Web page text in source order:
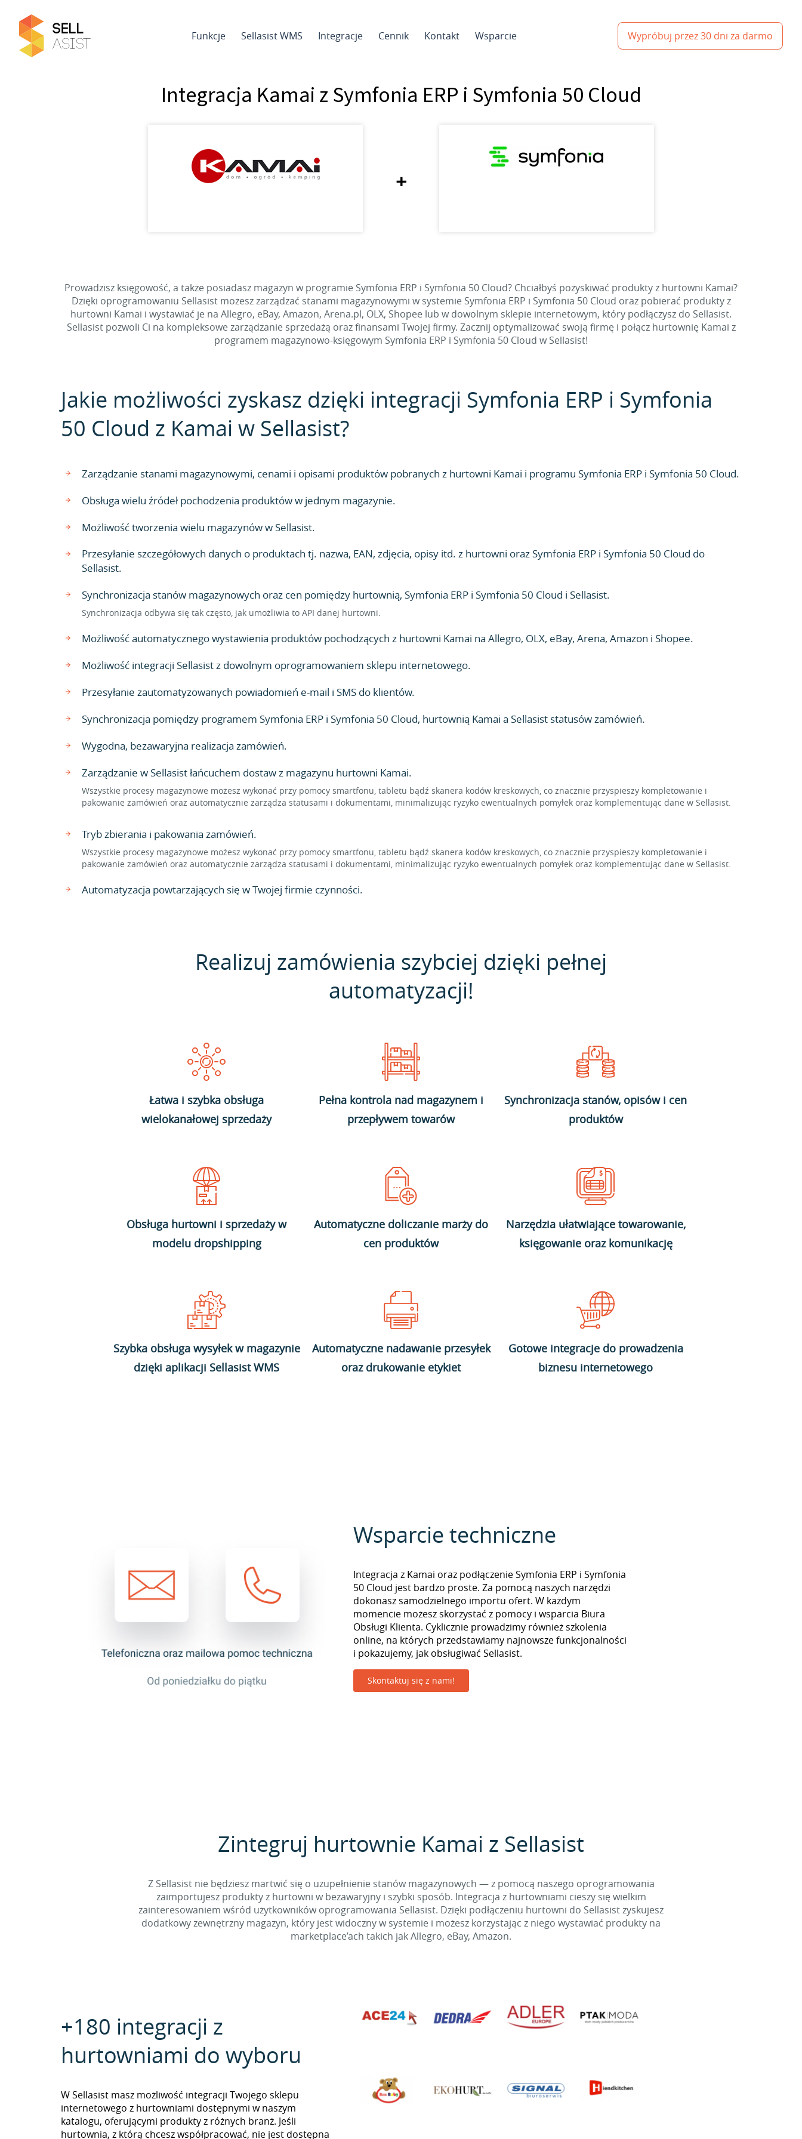
Funkcje Sellasist WMS Integracje Cennik Kontakt Wsparcie Wypróbuj przez 30 dni za darmo
Integracja Kamai z Symfonia ERP i Symfonia 50 Cloud
+
Prowadzisz księgowość, a także posiadasz magazyn w programie Symfonia ERP i Symfonia 50 Cloud? Chciałbyś pozyskiwać produkty z hurtowni Kamai?
Dzięki oprogramowaniu Sellasist możesz zarządzać stanami magazynowymi w systemie Symfonia ERP i Symfonia 50 Cloud oraz pobierać produkty z
hurtowni Kamai i wystawiać je na Allegro, eBay, Amazon, Arena.pl, OLX, Shopee lub w dowolnym sklepie internetowym, który podłączysz do Sellasist.
Sellasist pozwoli Ci na kompleksowe zarządzanie sprzedażą oraz finansami Twojej firmy. Zacznij optymalizować swoją firmę i połącz hurtownię Kamai z
programem magazynowo-księgowym Symfonia ERP i Symfonia 50 Cloud w Sellasist!
Jakie możliwości zyskasz dzięki integracji Symfonia ERP i Symfonia
50 Cloud z Kamai w Sellasist?
Zarządzanie stanami magazynowymi, cenami i opisami produktów pobranych z hurtowni Kamai i programu Symfonia ERP i Symfonia 50 Cloud.
Obsługa wielu źródeł pochodzenia produktów w jednym magazynie.
Możliwość tworzenia wielu magazynów w Sellasist.
Przesyłanie szczegółowych danych o produktach tj. nazwa, EAN, zdjęcia, opisy itd. z hurtowni oraz Symfonia ERP i Symfonia 50 Cloud do
Sellasist.
Synchronizacja stanów magazynowych oraz cen pomiędzy hurtownią, Symfonia ERP i Symfonia 50 Cloud i Sellasist.
Synchronizacja odbywa się tak często, jak umożliwia to API danej hurtowni.
Możliwość automatycznego wystawienia produktów pochodzących z hurtowni Kamai na Allegro, OLX, eBay, Arena, Amazon i Shopee.
Możliwość integracji Sellasist z dowolnym oprogramowaniem sklepu internetowego.
Przesyłanie zautomatyzowanych powiadomień e-mail i SMS do klientów.
Synchronizacja pomiędzy programem Symfonia ERP i Symfonia 50 Cloud, hurtownią Kamai a Sellasist statusów zamówień.
Wygodna, bezawaryjna realizacja zamówień.
Zarządzanie w Sellasist łańcuchem dostaw z magazynu hurtowni Kamai.
Wszystkie procesy magazynowe możesz wykonać przy pomocy smartfonu, tabletu bądź skanera kodów kreskowych, co znacznie przyspieszy kompletowanie i
pakowanie zamówień oraz automatycznie zarządza statusami i dokumentami, minimalizując ryzyko ewentualnych pomyłek oraz komplementując dane w Sellasist.
Tryb zbierania i pakowania zamówień.
Wszystkie procesy magazynowe możesz wykonać przy pomocy smartfonu, tabletu bądź skanera kodów kreskowych, co znacznie przyspieszy kompletowanie i
pakowanie zamówień oraz automatycznie zarządza statusami i dokumentami, minimalizując ryzyko ewentualnych pomyłek oraz komplementując dane w Sellasist.
Automatyzacja powtarzających się w Twojej firmie czynności.
Realizuj zamówienia szybciej dzięki pełnej
automatyzacji!
Łatwa i szybka obsługa
wielokanałowej sprzedaży
Pełna kontrola nad magazynem i
przepływem towarów
Synchronizacja stanów, opisów i cen
produktów
Obsługa hurtowni i sprzedaży w
modelu dropshipping
Automatyczne doliczanie marży do
cen produktów
Narzędzia ułatwiające towarowanie,
księgowanie oraz komunikację
Szybka obsługa wysyłek w magazynie
dzięki aplikacji Sellasist WMS
Automatyczne nadawanie przesyłek
oraz drukowanie etykiet
Gotowe integracje do prowadzenia
biznesu internetowego
Wsparcie techniczne
Integracja z Kamai oraz podłączenie Symfonia ERP i Symfonia
50 Cloud jest bardzo proste. Za pomocą naszych narzędzi
dokonasz samodzielnego importu ofert. W każdym
momencie możesz skorzystać z pomocy i wsparcia Biura
Obsługi Klienta. Cyklicznie prowadzimy również szkolenia
online, na których przedstawiamy najnowsze funkcjonalności
i pokazujemy, jak obsługiwać Sellasist.
Skontaktuj się z nami!
Zintegruj hurtownie Kamai z Sellasist
Z Sellasist nie będziesz martwić się o uzupełnienie stanów magazynowych — z pomocą naszego oprogramowania
zaimportujesz produkty z hurtowni w bezawaryjny i szybki sposób. Integracja z hurtowniami cieszy się wielkim
zainteresowaniem wśród użytkowników oprogramowania Sellasist. Dzięki podłączeniu hurtowni do Sellasist zyskujesz
dodatkowy zewnętrzny magazyn, który jest widoczny w systemie i możesz korzystając z niego wystawiać produkty na
marketplace’ach takich jak Allegro, eBay, Amazon.
+180 integracji z
hurtowniami do wyboru
W Sellasist masz możliwość integracji Twojego sklepu
internetowego z hurtowniami dostępnymi w naszym
katalogu, oferującymi produkty z różnych branż. Jeśli
hurtownia, z którą chcesz współpracować, nie jest dostępna